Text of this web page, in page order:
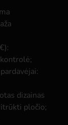
dizainas
pločio;